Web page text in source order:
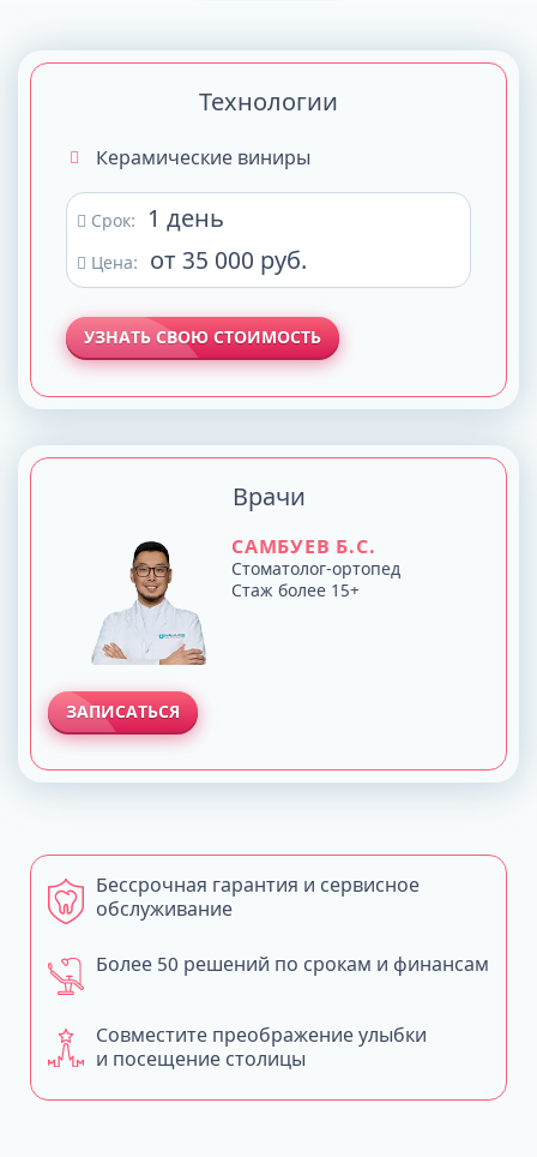
Технологии
Керамические виниры
Срок: 1 день
Цена: от 35 000 руб.
УЗНАТЬ СВОЮ СТОИМОСТЬ
Врачи
САМБУЕВ Б.С.
Стоматолог-ортопед
Стаж более 15+
ЗАПИСАТЬСЯ
Совместите преображение улыбки
и посещение столицы
Бессрочная гарантия и сервисное
обслуживание
Более 50 решений по срокам и финансам